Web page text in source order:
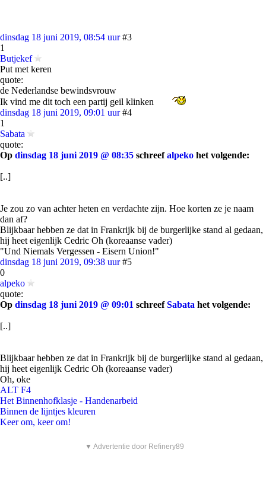
dinsdag 18 juni 2019, 08:54 uur #3
1
Butjekef
Put met keren
quote:
de Nederlandse bewindsvrouw
Ik vind me dit toch een partij geil klinken
dinsdag 18 juni 2019, 09:01 uur #4
1
Sabata
quote:
Op dinsdag 18 juni 2019 @ 08:35 schreefalpeko het volgende:
[..]
Je zou zo van achter heten en verdachte zijn. Hoe korten ze je naam
dan af?
Blijkbaar hebben ze dat in Frankrijk bij de burgerlijke stand al gedaan,
hij heet eigenlijk Cedric Oh (koreaanse vader)
"Und Niemals Vergessen - Eisern Union!"
dinsdag 18 juni 2019, 09:38 uur #5
0
alpeko
quote:
Op dinsdag 18 juni 2019 @ 09:01 schreefSabata het volgende:
[..]
Blijkbaar hebben ze dat in Frankrijk bij de burgerlijke stand al gedaan,
hij heet eigenlijk Cedric Oh (koreaanse vader)
Oh, oke
ALT F4
Het Binnenhofklasje - Handenarbeid
Binnen de lijntjes kleuren
Keer om, keer om!
▼ Advertentie door Refinery89